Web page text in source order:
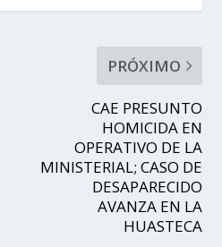
PRÓXIMO
CAE PRESUNTO
HOMICIDA EN
OPERATIVO DE LA
MINISTERIAL; CASO DE
DESAPARECIDO
AVANZA EN LA
HUASTECA